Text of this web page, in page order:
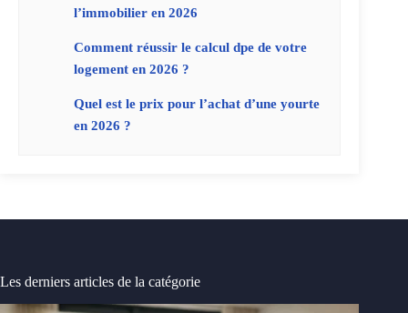
l’immobilier en 2026
Comment réussir le calcul dpe de votre
logement en 2026 ?
Quel est le prix pour l’achat d’une yourte
en 2026 ?
Les derniers articles de la catégorie